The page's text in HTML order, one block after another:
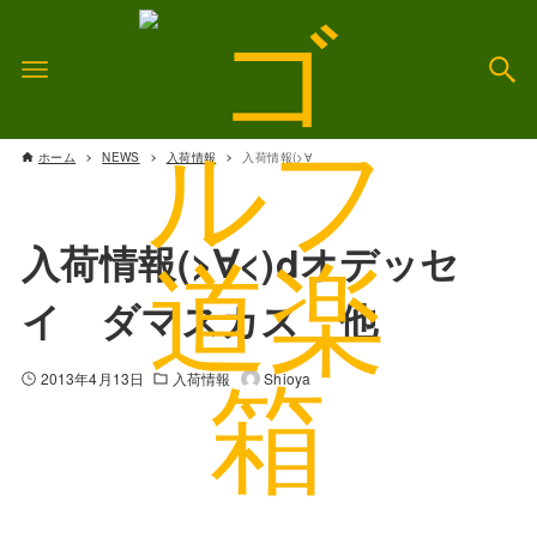
ホーム NEWS 入荷情報 入荷情報(>∀
入荷情報(>∀<)dオデッセ
イ ダマスカス 他
2013年4月13日 入荷情報 Shioya